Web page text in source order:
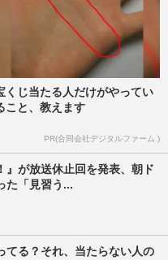
くじ当たる人だけがやってい
こと、教えます
PR(合同会社デジタルファーム )
』が放送休止回を発表、朝ド
た「見習う...
てる？それ、当たらない人の